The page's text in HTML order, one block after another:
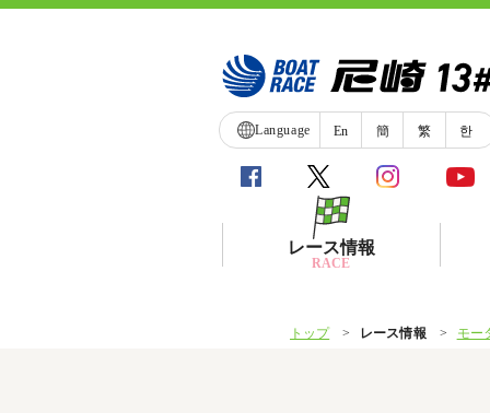
Language En 簡 繁 한
レース情報
RACE
トップ レース情報 モー